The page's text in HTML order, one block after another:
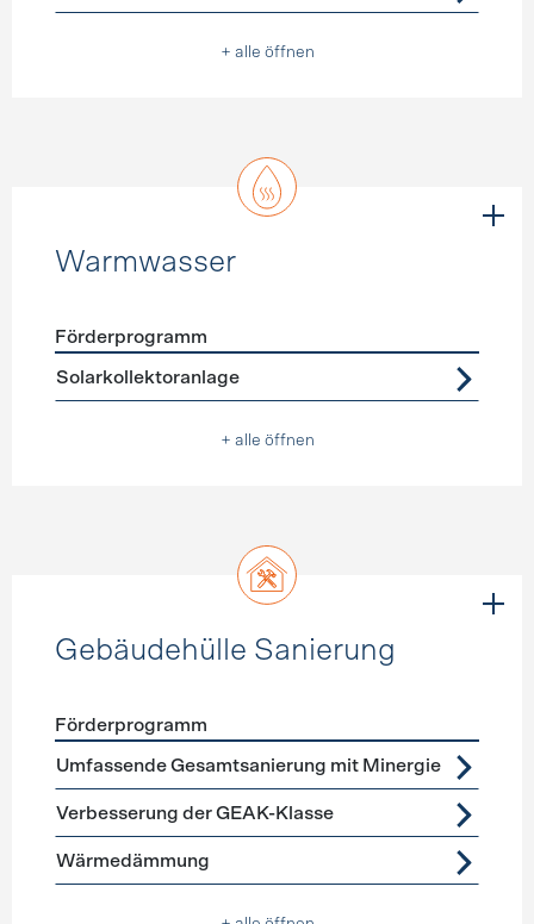
+ alle öffnen
Warmwasser
Förderprogramme
Förderprogramm
Solarkollektoranlage
+ alle öffnen
Gebäudehülle Sanierung
Förderprogramme Gebäudehülle Sanierung
Förderprogramm
Umfassende Gesamtsanierung mit Minergie
Verbesserung der GEAK-Klasse
Wärmedämmung